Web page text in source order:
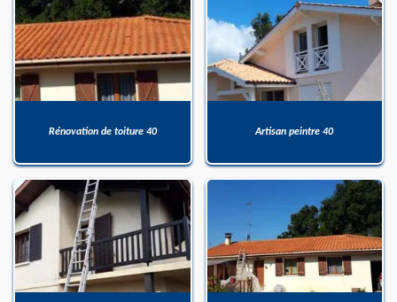
Rénovation de toiture 40 Artisan peintre 40